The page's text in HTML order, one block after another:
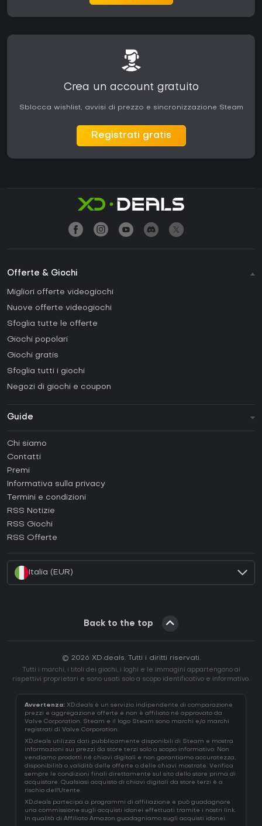
Crea un account gratuito
Sblocca wishlist, avvisi di prezzo e sincronizzazione Steam
Registrati gratis
Offerte & Giochi
Migliori offerte videogiochi
Nuove offerte videogiochi
Sfoglia tutte le offerte
Giochi popolari
Giochi gratis
Sfoglia tutti i giochi
Negozi di giochi e coupon
Guide
Come attivare una Steam CD Key?
Come attivare una Epic Games CD Key?
Come attivare una GOG CD Key?
Come attivare una Ubisoft Connect CD Key?
Chi siamo
Contatti
Premi
Informativa sulla privacy
Termini e condizioni
RSS Notizie
RSS Giochi
RSS Offerte
Italia (EUR)
Back to the top
© 2026 XD.deals. Tutti i diritti riservati.
Tutti i marchi, i titoli dei giochi, i loghi e le immagini appartengono ai
rispettivi proprietari e sono usati solo a scopo identificativo e informativo.
Avvertenza: XD.deals è un servizio indipendente di comparazione
prezzi e aggregazione offerte e non è affiliato né approvato da
Valve Corporation. Steam e il logo Steam sono marchi e/o marchi
registrati di Valve Corporation.
XD.deals utilizza dati pubblicamente disponibili di Steam e mostra
informazioni sui prezzi da store terzi solo a scopo informativo. Non
vendiamo prodotti né chiavi digitali e non garantiamo accuratezza,
disponibilità o validità delle offerte o delle chiavi mostrate. Verifica
sempre le condizioni finali direttamente sul sito dello store prima di
acquistare. Qualsiasi acquisto di chiavi digitali da store terzi è a
rischio dell'Utente.
XD.deals partecipa a programmi di affiliazione e può guadagnare
una commissione sugli acquisti idonei effettuati tramite i nostri link.
In qualità di Affiliato Amazon guadagniamo sugli acquisti idonei.